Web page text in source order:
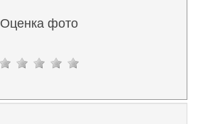
Оценка фото